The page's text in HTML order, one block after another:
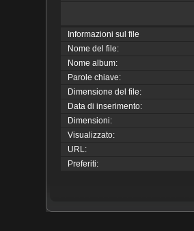
Informazioni sul file
Nome del file:
Nome album:
Parole chiave:
Dimensione del file:
Data di inserimento:
Dimensioni:
Visualizzato:
URL:
Preferiti: